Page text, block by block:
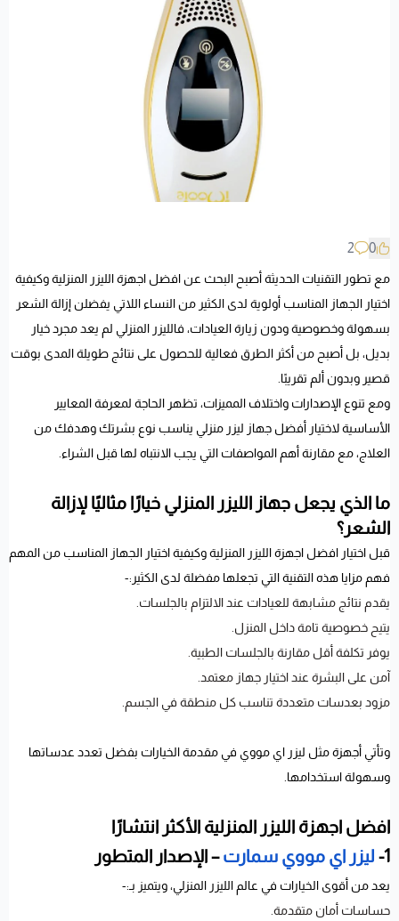
0
2
مع تطور التقنيات الحديثة أصبح البحث عن افضل اجهزة الليزر المنزلية وكيفية
اختيار الجهاز المناسب أولوية لدى الكثير من النساء اللاتي يفضلن إزالة الشعر
بسهولة وخصوصية ودون زيارة العيادات، فالليزر المنزلي لم يعد مجرد خيار
بديل، بل أصبح من أكثر الطرق فعالية للحصول على نتائج طويلة المدى بوقت
قصير وبدون ألم تقريبًا.
ومع تنوع الإصدارات واختلاف المميزات، تظهر الحاجة لمعرفة المعايير
الأساسية لاختيار أفضل جهاز ليزر منزلي يناسب نوع بشرتك وهدفك من
العلاج، مع مقارنة أهم المواصفات التي يجب الانتباه لها قبل الشراء.
ما الذي يجعل جهاز الليزر المنزلي خيارًا مثاليًا لإزالة
الشعر؟
قبل اختيار افضل اجهزة الليزر المنزلية وكيفية اختيار الجهاز المناسب من المهم
فهم مزايا هذه التقنية التي تجعلها مفضلة لدى الكثير:-
يقدم نتائج مشابهة للعيادات عند الالتزام بالجلسات.
يتيح خصوصية تامة داخل المنزل.
يوفر تكلفة أقل مقارنة بالجلسات الطبية.
آمن على البشرة عند اختيار جهاز معتمد.
مزود بعدسات متعددة تناسب كل منطقة في الجسم.
وتأتي أجهزة مثل ليزر اي مووي في مقدمة الخيارات بفضل تعدد عدساتها
وسهولة استخدامها.
افضل اجهزة الليزر المنزلية الأكثر انتشارًا
1- ليزر اي مووي سمارت– الإصدار المتطور
يعد من أقوى الخيارات في عالم الليزر المنزلي، ويتميز بـ:-
حساسات أمان متقدمة.